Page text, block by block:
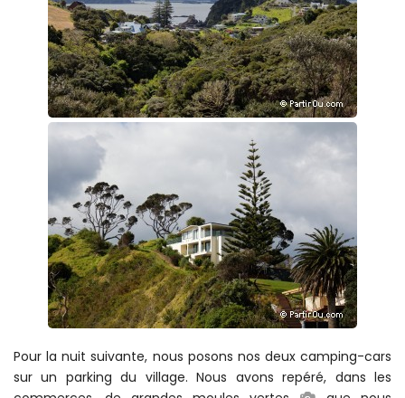
Pour la nuit suivante, nous posons nos deux camping-cars
sur un parking du village. Nous avons repéré, dans les